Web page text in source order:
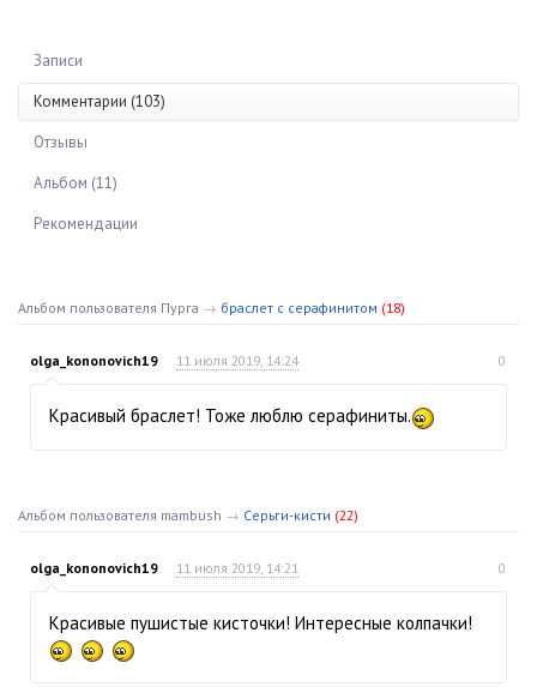
Записи
Комментарии (103)
Отзывы
Альбом (11)
Рекомендации
Альбом пользователя Пурга → браслет с серафинитом (18)
olga_kononovich19 11 июля 2019, 14:24 0
Красивый браслет! Тоже люблю серафиниты.
Альбом пользователя mambush → Серьги-кисти (22)
olga_kononovich19 11 июля 2019, 14:21 0
Красивые пушистые кисточки! Интересные колпачки!